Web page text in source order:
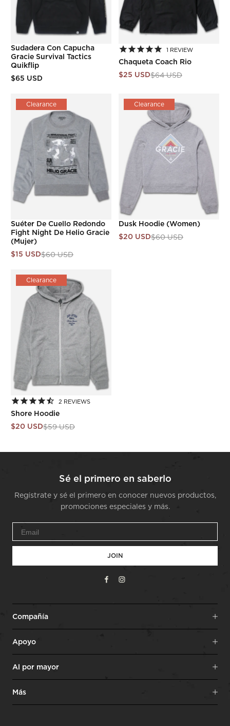
Sudadera Con Capucha
Gracie Survival Tactics
Quikflip
$65 USD
1 REVIEW
Chaqueta Coach Rio
$25 USD$64 USD
Clearance
Suéter De Cuello Redondo
Fight Night De Helio Gracie
(mujer)
$15 USD$60 USD
Clearance
Dusk Hoodie (Women)
$20 USD$60 USD
Clearance
2 REVIEWS
Shore Hoodie
$20 USD$59 USD
Sé el primero en saberlo
Regístrate y sé el primero en conocer nuevos productos,
promociones especiales y más.
JOIN
Facebook
Instagram
Compañía
Apoyo
Al por mayor
Más